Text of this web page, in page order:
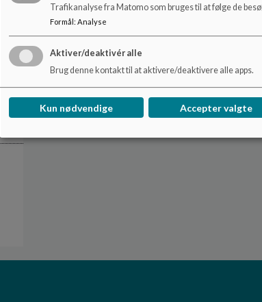
Nest klasserne drager fordel af
undervisningsaktiviteter samt
Skolen har almen SFO/almen
Trafikanalyse fra Matomo som bruges til at følge de
Formål : Analyse
Aktiver/deaktivér alle
Brug denne kontakt til at aktivere/deaktivere alle apps.
Kun nødvendige Accepter valgte